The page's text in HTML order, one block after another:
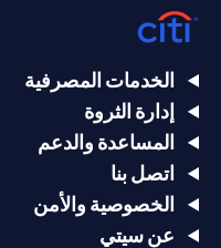
الخدمات المصرفية
إدارة الثروة
المساعدة والدعم
اتصل بنا
الخصوصية والأمن
عن سيتي